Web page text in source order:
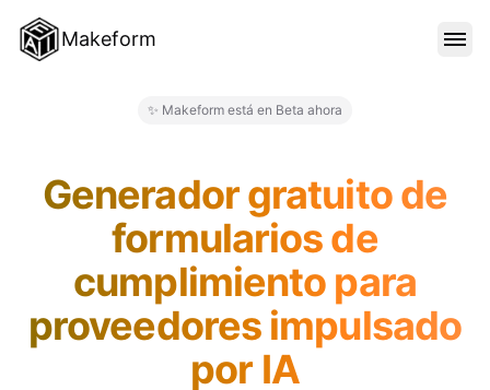
Makeform
PRECIOS
✨ Makeform está en Beta ahora
Generador gratuito de
formularios de
cumplimiento para
proveedores impulsado
por IA